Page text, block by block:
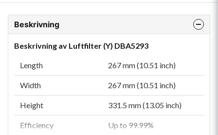
Beskrivning
Beskrivning av Luftfilter (Y) DBA5293
Length 267 mm (10.51 inch)
Width 267 mm (10.51 inch)
Height 331.5 mm (13.05 inch)
Efficiency Up to 99.99%